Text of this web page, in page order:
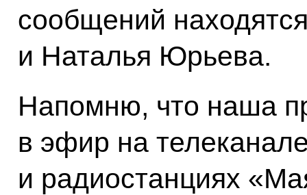
сообщений
и Наталья Юрьева.
Напомню, что наша
в эфир на
и радиостанциях